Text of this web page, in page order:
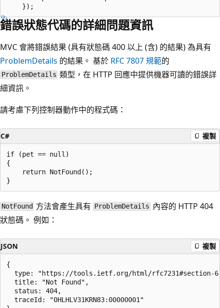
錯誤狀態代碼的詳細問題資訊
MVC 會將錯誤結果 (具有狀態碼 400 以上 (含) 的結果) 為具有
ProblemDetails 的結果。 基於 RFC 7807 規範的
ProblemDetails 類型，在 HTTP 回應中提供機器可讀的錯誤詳
細資訊。
請考慮下列控制器動作中的程式碼：
C# 複製
if (pet == null)
{
    return NotFound();
NotFound 方法會產生具有 ProblemDetails 內容的 HTTP 404
狀態碼。 例如：
JSON 複製
{
type: "https://tools.ietf.org/html/rfc7231#section-
  title: "Not Found",
  status: 404,
  traceId: "0HLHLV31KRN83:00000001"